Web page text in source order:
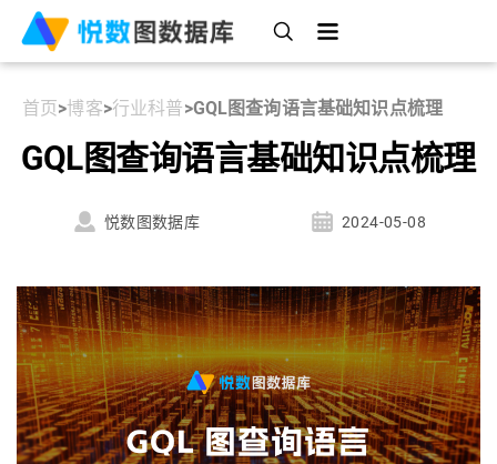
首页>博客>行业科普>GQL图查询语言基础知识点梳理
GQL图查询语言基础知识点梳理
悦数图数据库 2024-05-08